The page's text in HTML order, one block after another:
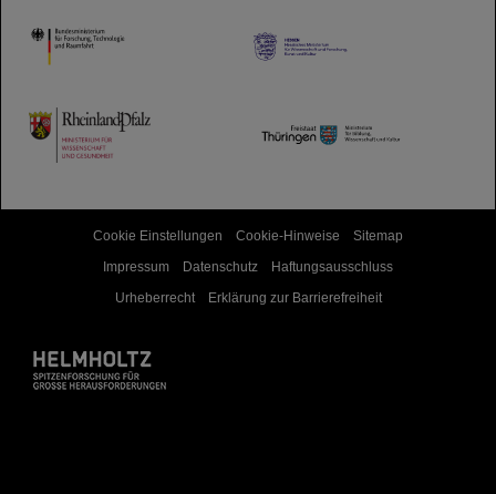
HMWK
TMWWDG
Cookie Einstellungen Cookie-Hinweise
Sitemap
Impressum
Datenschutz
Haftungsausschluss
Urheberrecht
Erklärung zur Barrierefreiheit